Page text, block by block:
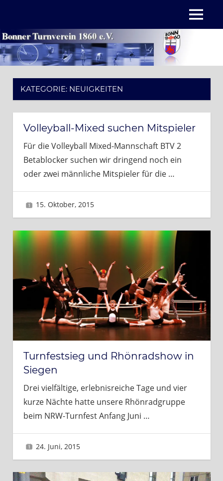
springen
MENÜ
KATEGORIE: NEUIGKEITEN
Volleyball-Mixed suchen Mitspieler
Für die Volleyball Mixed-Mannschaft BTV 2
Betablocker suchen wir dringend noch ein
oder zwei männliche Mitspieler für die …
15. Oktober, 2015
Turnfestsieg und Rhönradshow in
Siegen
Drei vielfältige, erlebnisreiche Tage und vier
kurze Nächte hatte unsere Rhönradgruppe
beim NRW-Turnfest Anfang Juni …
24. Juni, 2015